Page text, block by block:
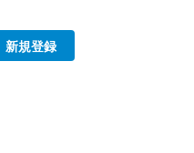
新規登録